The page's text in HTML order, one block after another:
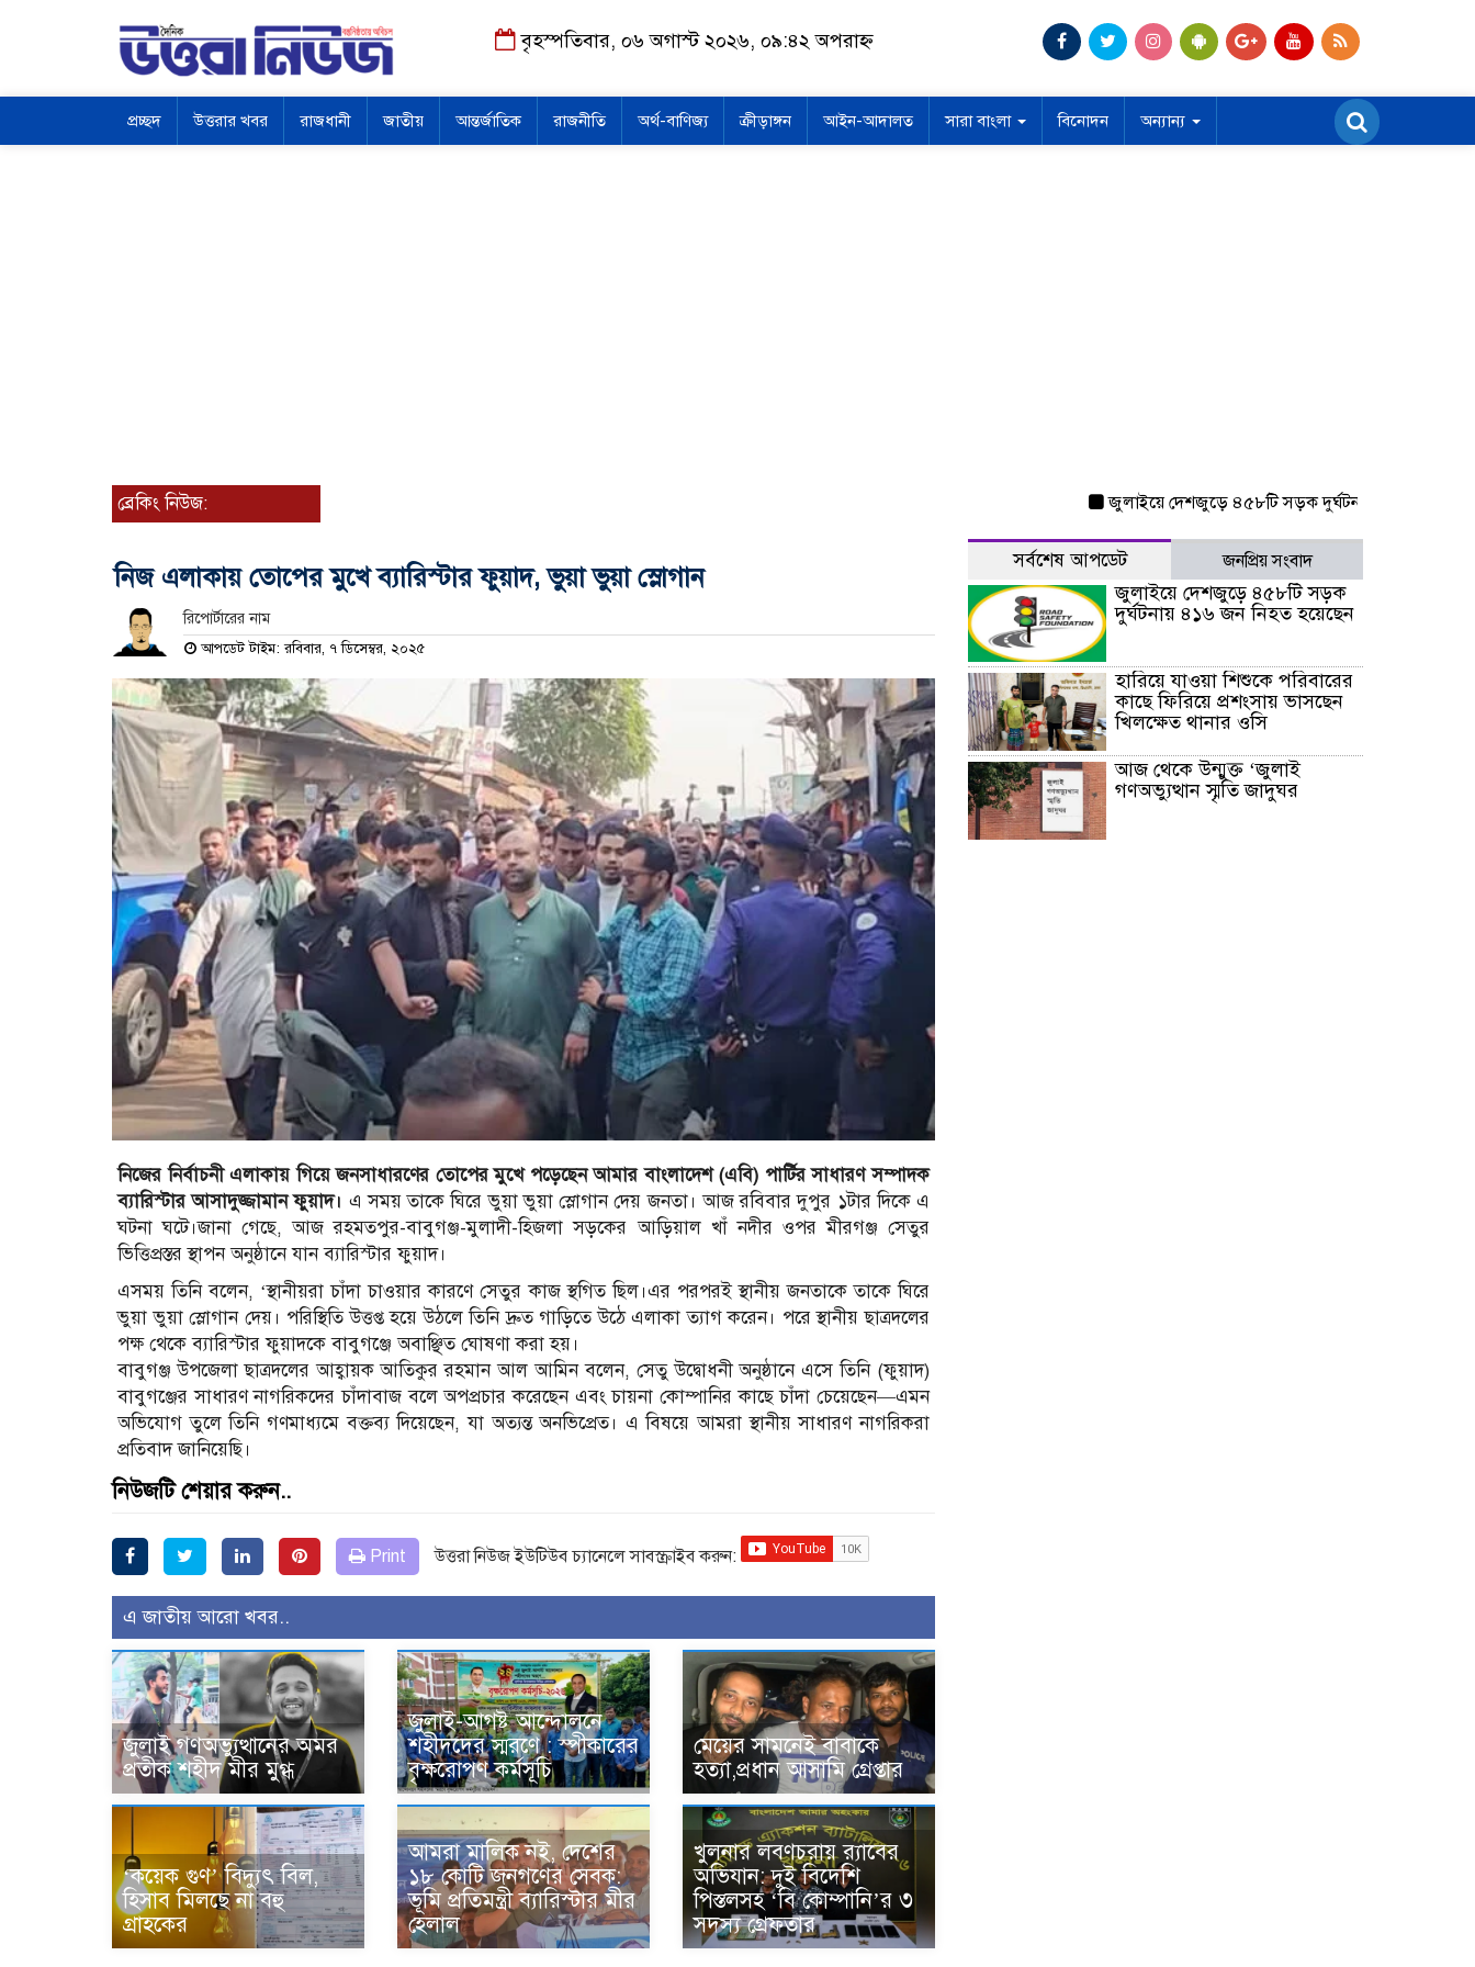
বৃহস্পতিবার, ০৬ অগাস্ট ২০২৬, ০৯:৪২ অপরাহ্ন
প্রচ্ছদ উত্তরার খবর রাজধানী জাতীয় আন্তর্জাতিক রাজনীতি অর্থ-বাণিজ্য ক্রীড়াঙ্গন আইন-আদালত সারা বাংলা বিনোদন অন্যান্য
ব্রেকিং নিউজ: জুলাইয়ে দেশজুড়ে ৪৫৮টি সড়ক দুর্ঘটনায় ৪১৬ জন নিহত
নিজ এলাকায় তোপের মুখে ব্যারিস্টার ফুয়াদ, ভুয়া ভুয়া স্লোগান
রিপোর্টারের নাম
আপডেট টাইম: রবিবার, ৭ ডিসেম্বর, ২০২৫
নিজের নির্বাচনী এলাকায় গিয়ে জনসাধারণের তোপের মুখে পড়েছেন আমার বাংলাদেশ (এবি) পার্টির সাধারণ সম্পাদক
ব্যারিস্টার আসাদুজ্জামান ফুয়াদ। এ সময় তাকে ঘিরে ভুয়া ভুয়া স্লোগান দেয় জনতা। আজ রবিবার দুপুর ১টার দিকে এ
ঘটনা ঘটে।জানা গেছে, আজ রহমতপুর-বাবুগঞ্জ-মুলাদী-হিজলা সড়কের আড়িয়াল খাঁ নদীর ওপর মীরগঞ্জ সেতুর
ভিত্তিপ্রস্তর স্থাপন অনুষ্ঠানে যান ব্যারিস্টার ফুয়াদ।
এসময় তিনি বলেন, ‘স্থানীয়রা চাঁদা চাওয়ার কারণে সেতুর কাজ স্থগিত ছিল।এর পরপরই স্থানীয় জনতাকে তাকে ঘিরে
ভুয়া ভুয়া স্লোগান দেয়। পরিস্থিতি উত্তপ্ত হয়ে উঠলে তিনি দ্রুত গাড়িতে উঠে এলাকা ত্যাগ করেন। পরে স্থানীয় ছাত্রদলের
পক্ষ থেকে ব্যারিস্টার ফুয়াদকে বাবুগঞ্জে অবাঞ্ছিত ঘোষণা করা হয়।
বাবুগঞ্জ উপজেলা ছাত্রদলের আহ্বায়ক আতিকুর রহমান আল আমিন বলেন, সেতু উদ্বোধনী অনুষ্ঠানে এসে তিনি (ফুয়াদ)
বাবুগঞ্জের সাধারণ নাগরিকদের চাঁদাবাজ বলে অপপ্রচার করেছেন এবং চায়না কোম্পানির কাছে চাঁদা চেয়েছেন—এমন
অভিযোগ তুলে তিনি গণমাধ্যমে বক্তব্য দিয়েছেন, যা অত্যন্ত অনভিপ্রেত। এ বিষয়ে আমরা স্থানীয় সাধারণ নাগরিকরা
প্রতিবাদ জানিয়েছি।
নিউজটি শেয়ার করুন..
Print উত্তরা নিউজ ইউটিউব চ্যানেলে সাবস্ক্রাইব করুন:
এ জাতীয় আরো খবর..
জুলাই গণঅভ্যুত্থানের অমর
প্রতীক শহীদ মীর মুগ্ধ
জুলাই-আগষ্ট আন্দোলনে
শহীদদের স্মরণে : স্পীকারের
বৃক্ষরোপণ কর্মসূচি
মেয়ের সামনেই বাবাকে
হত্যা,প্রধান আসামি গ্রেপ্তার
‘কয়েক গুণ’ বিদ্যুৎ বিল,
হিসাব মিলছে না বহু
গ্রাহকের
আমরা মালিক নই, দেশের
১৮ কোটি জনগণের সেবক:
ভূমি প্রতিমন্ত্রী ব্যারিস্টার মীর
হেলাল
খুলনার লবণচরায় র‍্যাবের
অভিযান: দুই বিদেশি
পিস্তলসহ ‘বি কোম্পানি’র ৩
সদস্য গ্রেফতার
সর্বশেষ আপডেট জনপ্রিয় সংবাদ
জুলাইয়ে দেশজুড়ে ৪৫৮টি সড়ক
দুর্ঘটনায় ৪১৬ জন নিহত হয়েছেন
হারিয়ে যাওয়া শিশুকে পরিবারের
কাছে ফিরিয়ে প্রশংসায় ভাসছেন
খিলক্ষেত থানার ওসি
আজ থেকে উন্মুক্ত ‘জুলাই
গণঅভ্যুত্থান স্মৃতি জাদুঘর